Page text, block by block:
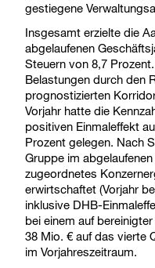
gestiegene
Insgesamt erzielte die
abgelaufenen
Steuern von 8,7
Belastungen durch den
prognostizierten
Vorjahr hatte die
positiven Einmaleffekt
Prozent gelegen. Nach
Gruppe im
zugeordnetes
erwirtschaftet (Vorjahr
inklusive DHB-
bei einem auf
38 Mio. € auf das vierte
im Vorjahreszeitraum.